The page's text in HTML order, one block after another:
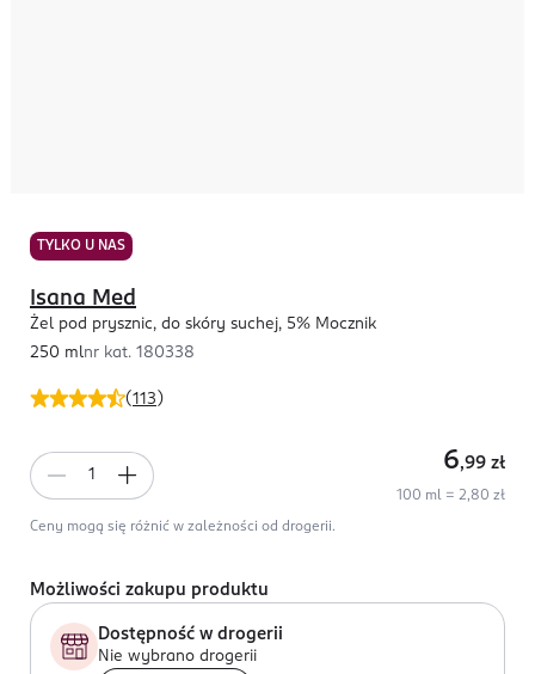
TYLKO U NAS
(113 )
Isana Med
Żel pod prysznic, do skóry suchej, 5% Mocznik
250 mlnr kat. 180338
6,99 zł
100 ml = 2,80 zł
Ceny mogą się różnić w zależności od drogerii.
Możliwości zakupu produktu
Dostępność w drogerii
Nie wybrano drogerii